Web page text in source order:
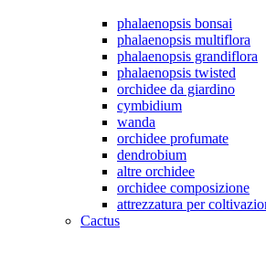
phalaenopsis bonsai
phalaenopsis multiflora
phalaenopsis grandiflora
phalaenopsis twisted
orchidee da giardino
cymbidium
wanda
orchidee profumate
dendrobium
altre orchidee
orchidee composizione
attrezzatura per
Cactus